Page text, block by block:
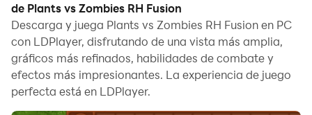
Cuando juegas Plants vs Zombies RH Fusion en tu
computadora, puedes disfrutar de largas sesiones de
juego. Utiliza la función de grabación de scripts para
grabar automáticamente acciones y tareas
repetitivas. Esto te permitirá subir de nivel más rápido
de Plants vs Zombies RH Fusion
Descarga y juega Plants vs Zombies RH Fusion en PC
con LDPlayer, disfrutando de una vista más amplia,
gráficos más refinados, habilidades de combate y
efectos más impresionantes. La experiencia de juego
perfecta está en LDPlayer.